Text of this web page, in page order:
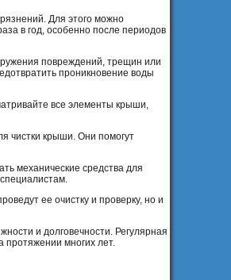
Для этого можно
в год, особенно после периодов
повреждений, трещин или
проникновение воды
все элементы крыши,
чистки крыши. Они помогут
механические средства для
ее очистку и проверку, но и
и долговечности. Регулярная
протяжении многих лет.